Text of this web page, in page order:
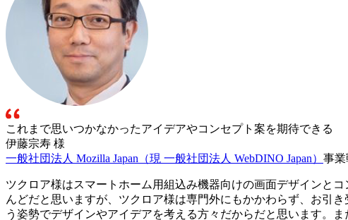
これまで思いつかなかったアイデアやコンセプト案を期待できる
伊藤宗寿 様
一般社団法人 Mozilla Japan（現 一般社団法人 WebDINO Japan） 事
ツクロア様はスマートホーム用組込み機器向けの画面デザインと
んどだと思いますが、ツクロア様は専門外にもかかわらず、お引
う姿勢でデザインやアイデアを考える方々だからだと思います。